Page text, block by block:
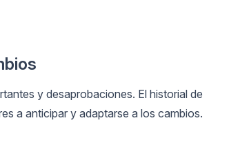
y desaprobaciones. El historial de
a anticipar y adaptarse a los cambios.